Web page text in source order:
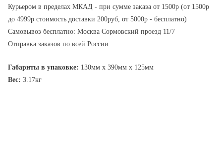
Курьером в пределах МКАД - при сумме заказа от 1500р (от 1500р
до 4999р стоимость доставки 200руб, от 5000р - бесплатно)
Самовывоз бесплатно: Москва Сормовский проезд 11/7
Отправка заказов по всей России
Габариты в упаковке: 130мм x 390мм x 125мм
Вес: 3.17кг